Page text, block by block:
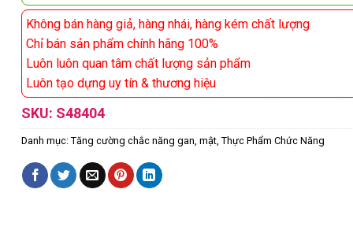
Không bán hàng giả, hàng nhái, hàng kém chất lượng
Chỉ bán sản phẩm chính hãng 100%
Luôn luôn quan tâm chất lượng sản phẩm
Luôn tạo dựng uy tín & thương hiệu
SKU: S48404
Danh mục: Tăng cường chắc năng gan, mật, Thực Phẩm Chức Năng